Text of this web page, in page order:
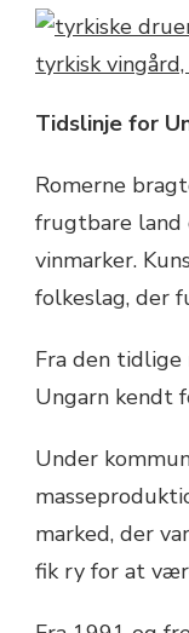
Tidslinje for
Romerne
frugtbare
vinmarker.
folkeslag, der
Fra den
Ungarn kendt
Under
marked, der
fik ry for at